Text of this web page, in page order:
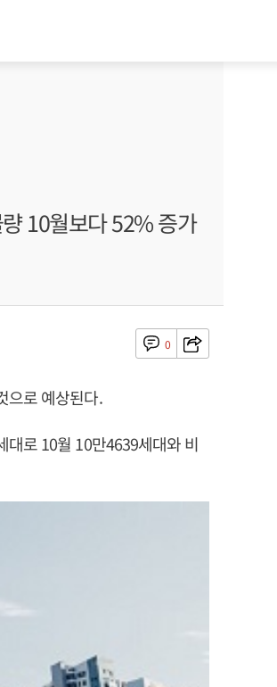
10월보다 52% 증가
0
으로 예상된다.
로 10월 10만4639세대와 비